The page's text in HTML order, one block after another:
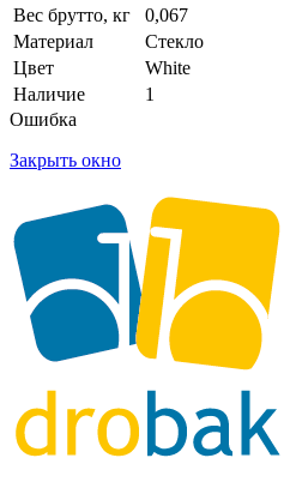
Вес брутто, кг
0,067
Материал
Стекло
Цвет
White
Наличие
1
Ошибка
Закрыть окно